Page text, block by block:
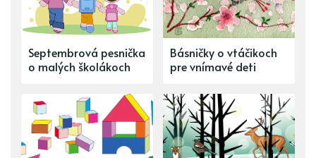
Septembrová pesnička
o malých školákoch
Básničky o vtáčikoch
pre vnímavé deti